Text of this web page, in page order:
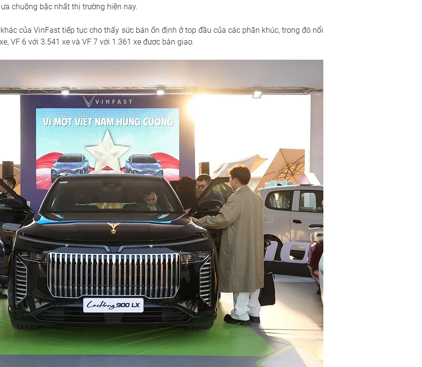
chuộng bậc nhất thị trường hiện nay.
của VinFast tiếp tục cho thấy sức bán ổn định ở top đầu của các phân khúc, trong đó nổi
VF 6 với 3.541 xe và VF 7 với 1.361 xe được bàn giao.